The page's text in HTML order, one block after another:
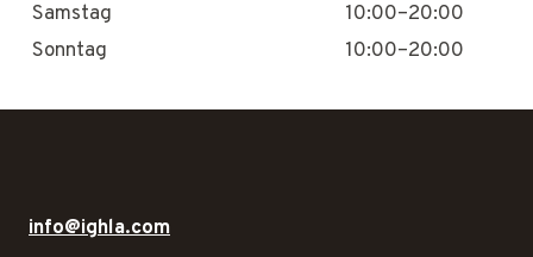
Samstag
10:00–20:00
Sonntag
10:00–20:00
info@ighla.com